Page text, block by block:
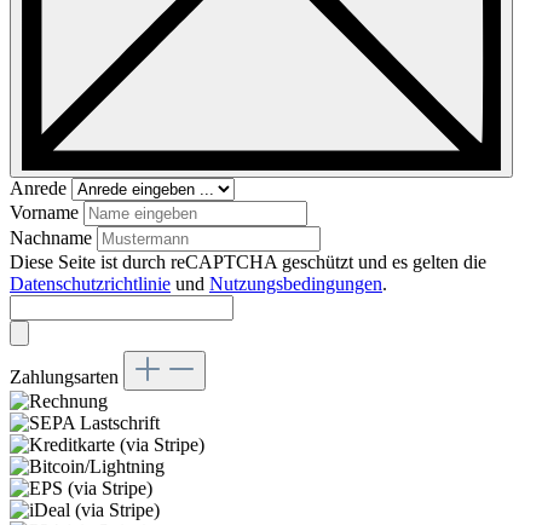
Anrede
Vorname
Nachname
Diese Seite ist durch reCAPTCHA geschützt und es gelten die
Datenschutzrichtlinie und Nutzungsbedingungen.
Zahlungsarten